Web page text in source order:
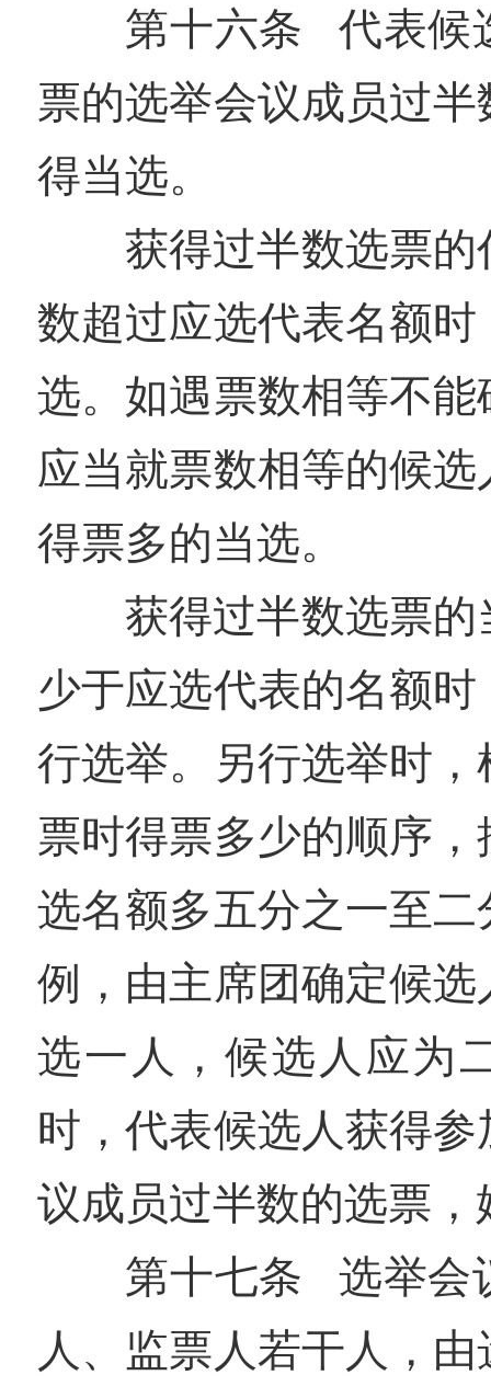
第十六条 代表候
票的选举会议成员过
得当选。
获得过半数选票
数超过应选代表名额
选。如遇票数相等不
应当就票数相等的候
得票多的当选。
获得过半数选票
少于应选代表的名额
行选举。另行选举时
票时得票多少的顺序
选名额多五分之一至
例，由主席团确定候
选一人，候选人应为
时，代表候选人获得
议成员过半数的选票，
第十七条 选举会
人、监票人若干人，